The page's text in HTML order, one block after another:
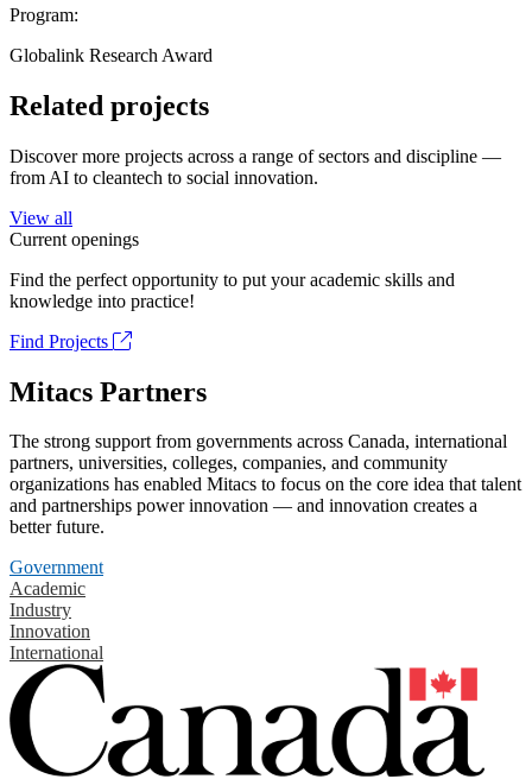
Program:
Globalink Research Award
Related projects
Discover more projects across a range of sectors and discipline —
from AI to cleantech to social innovation.
View all
Current openings
Find the perfect opportunity to put your academic skills and
knowledge into practice!
Find Projects
Mitacs Partners
The strong support from governments across Canada, international
partners, universities, colleges, companies, and community
organizations has enabled Mitacs to focus on the core idea that talent
and partnerships power innovation — and innovation creates a
better future.
Government
Academic
Industry
Innovation
International